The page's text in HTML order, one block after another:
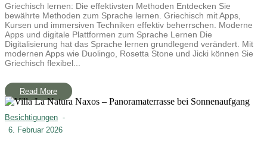
Griechisch lernen: Die effektivsten Methoden Entdecken Sie
bewährte Methoden zum Sprache lernen. Griechisch mit Apps,
Kursen und immersiven Techniken effektiv beherrschen. Moderne
Apps und digitale Plattformen zum Sprache Lernen Die
Digitalisierung hat das Sprache lernen grundlegend verändert. Mit
modernen Apps wie Duolingo, Rosetta Stone und Jicki können Sie
Griechisch flexibel...
Read More
Besichtigungen -
6. Februar 2026